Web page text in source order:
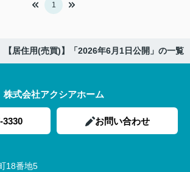
1
【居住用(売買)】「2026年6月1日公開」の一覧
株式会社アクシアホーム
3330 お問い合わせ
18番地5